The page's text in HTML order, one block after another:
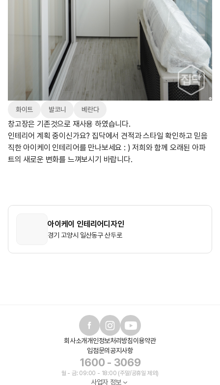
화이트 발코니 베란다
창고장은 기존것으로 재사용 하였습니다.
인테리어 계획 중이신가요? 집닥에서 견적과 스타일 확인하고 믿음
직한 아이케이 인테리어를 만나보세요 : ) 저희와 함께 오래된 아파
트의 새로운 변화를 느껴보시기 바랍니다.
아이케이 인테리어디자인
경기 고양시 일산동구 산두로
회사소개개인정보처리방침이용약관
입점문의 공지사항
1600 - 3069
월 - 금: 09:00 - 18:00 (주말/공휴일 제외)
사업자 정보